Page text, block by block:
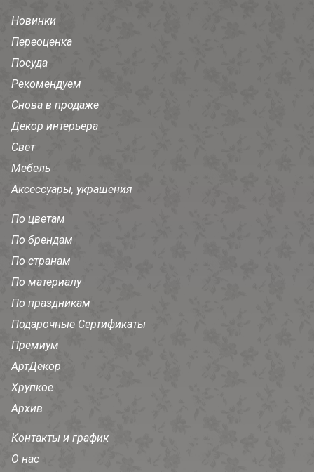
Новинки
Переоценка
Посуда
Рекомендуем
Снова в продаже
Декор интерьера
Свет
Мебель
Аксессуары, украшения
По цветам
По брендам
По странам
По материалу
По праздникам
Подарочные Сертификаты
Премиум
АртДекор
Хрупкое
Архив
Контакты и график
О нас